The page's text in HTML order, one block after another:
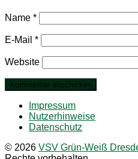
Name *
E-Mail *
Website
Impressum
Nutzerhinweise
Datenschutz
© 2026 VSV Grün-Weiß